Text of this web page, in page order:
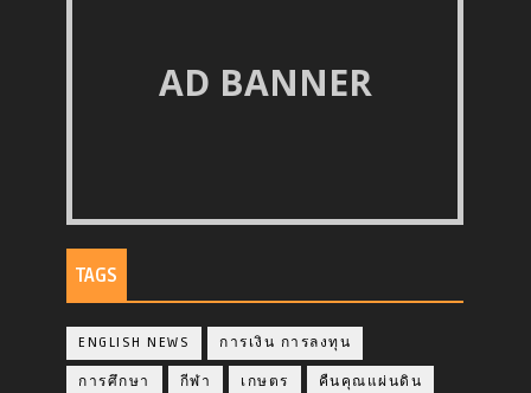
AD BANNER
TAGS
ENGLISH NEWS การเงิน การลงทุน
การศึกษา กีฬา เกษตร คืนคุณแผ่นดิน